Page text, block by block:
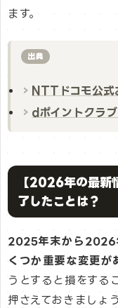
ます。
出典
NTTドコモ公式
dポイントクラ
【2026年の最新
了したことは？
2025年末から2026
くつか重要な変更が
うとすると損をする
押さえておきましょう